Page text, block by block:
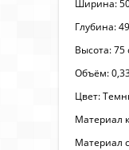
Ширина:
Глубина:
Высота: 75
Объём:
Цвет:
Материал
Материал